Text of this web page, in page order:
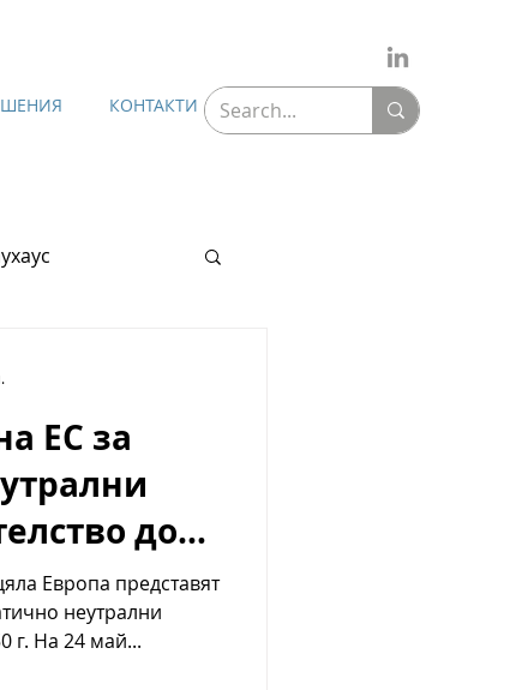
КОНТАКТИ
ЕС за
до
Европа представят
неутрални
г. На 24 май...